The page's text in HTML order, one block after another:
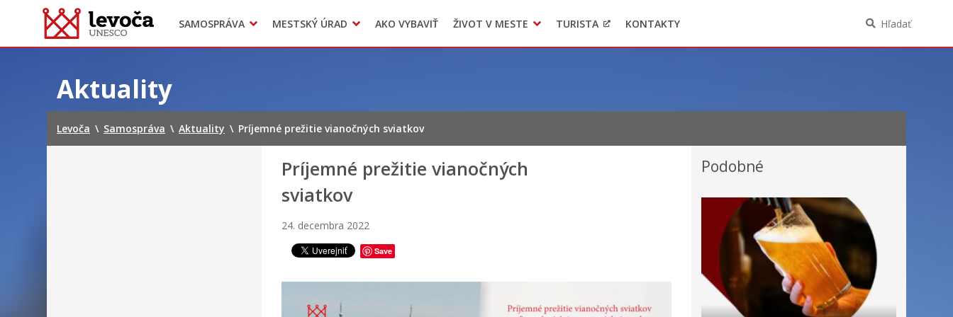
SAMOSPRÁVA
Dokumenty mesta
Transparentné mesto
majetkových pomerov verejného funkcionára
MESTSKÝ ÚRAD
Projekty
Voľba hlavného kontrolóra mesta Levoča
AKO VYBAVIŤ ŽIVOT V MESTE
Doprava
LIMKA
TURISTA KONTAKTY Hľadať
Aktuality
Levoča \ Samospráva \ Aktuality \ Príjemné prežitie vianočných sviatkov
Príjemné prežitie vianočných
sviatkov
24. decembra 2022
Save
Podobné